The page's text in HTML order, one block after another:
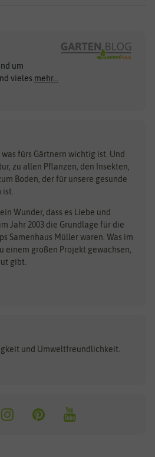
Clever Pots
COMPO
Dürr-Samen
Feldsaaten Freudenberger
Fertil
Flora Elite
Hortitops
JUB Holland
um
vieles mehr...
was fürs Gärtnern wichtig ist. Und
zu allen Pflanzen, den Insekten,
Boden, der für unsere gesunde
Wunder, dass es Liebe und
Jahr 2003 die Grundlage für die
Samenhaus Müller waren. Was im
einem großen Projekt gewachsen,
gibt.
und Umweltfreundlichkeit.